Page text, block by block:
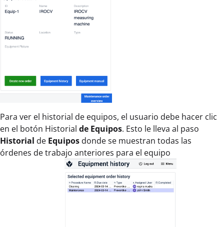
Para ver el historial de equipos, el usuario debe hacer clic
en el botón Historial de Equipos. Esto le lleva al paso
Historial de Equipos donde se muestran todas las
órdenes de trabajo anteriores para el equipo